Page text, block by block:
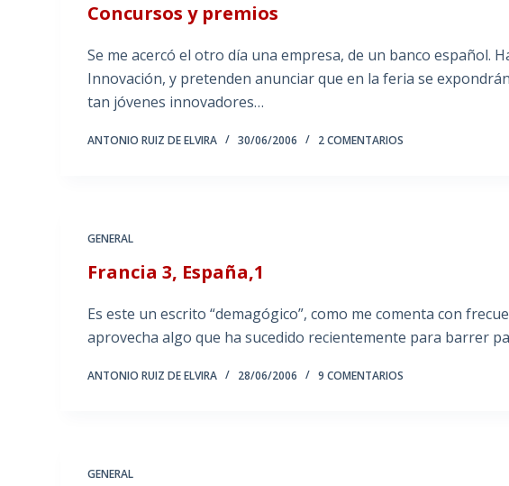
Concursos y premios
Se me acercó el otro día una empresa, de un banco español.
Innovación, y pretenden anunciar que en la feria se
tan jóvenes innovadores…
ANTONIO RUIZ DE ELVIRA 30/06/2006 2 COMENTARIOS
GENERAL
Francia 3, España,1
Es este un escrito “demagógico”, como me comenta con
aprovecha algo que ha sucedido recientemente para barrer
ANTONIO RUIZ DE ELVIRA 28/06/2006 9 COMENTARIOS
GENERAL